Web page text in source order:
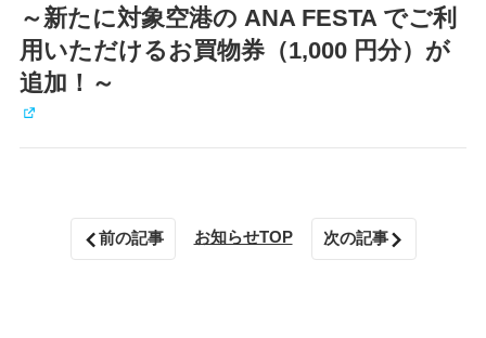
～新たに対象空港の ANA FESTA でご利
用いただけるお買物券（1,000 円分）が
追加！～
前の記事 お知らせTOP 次の記事